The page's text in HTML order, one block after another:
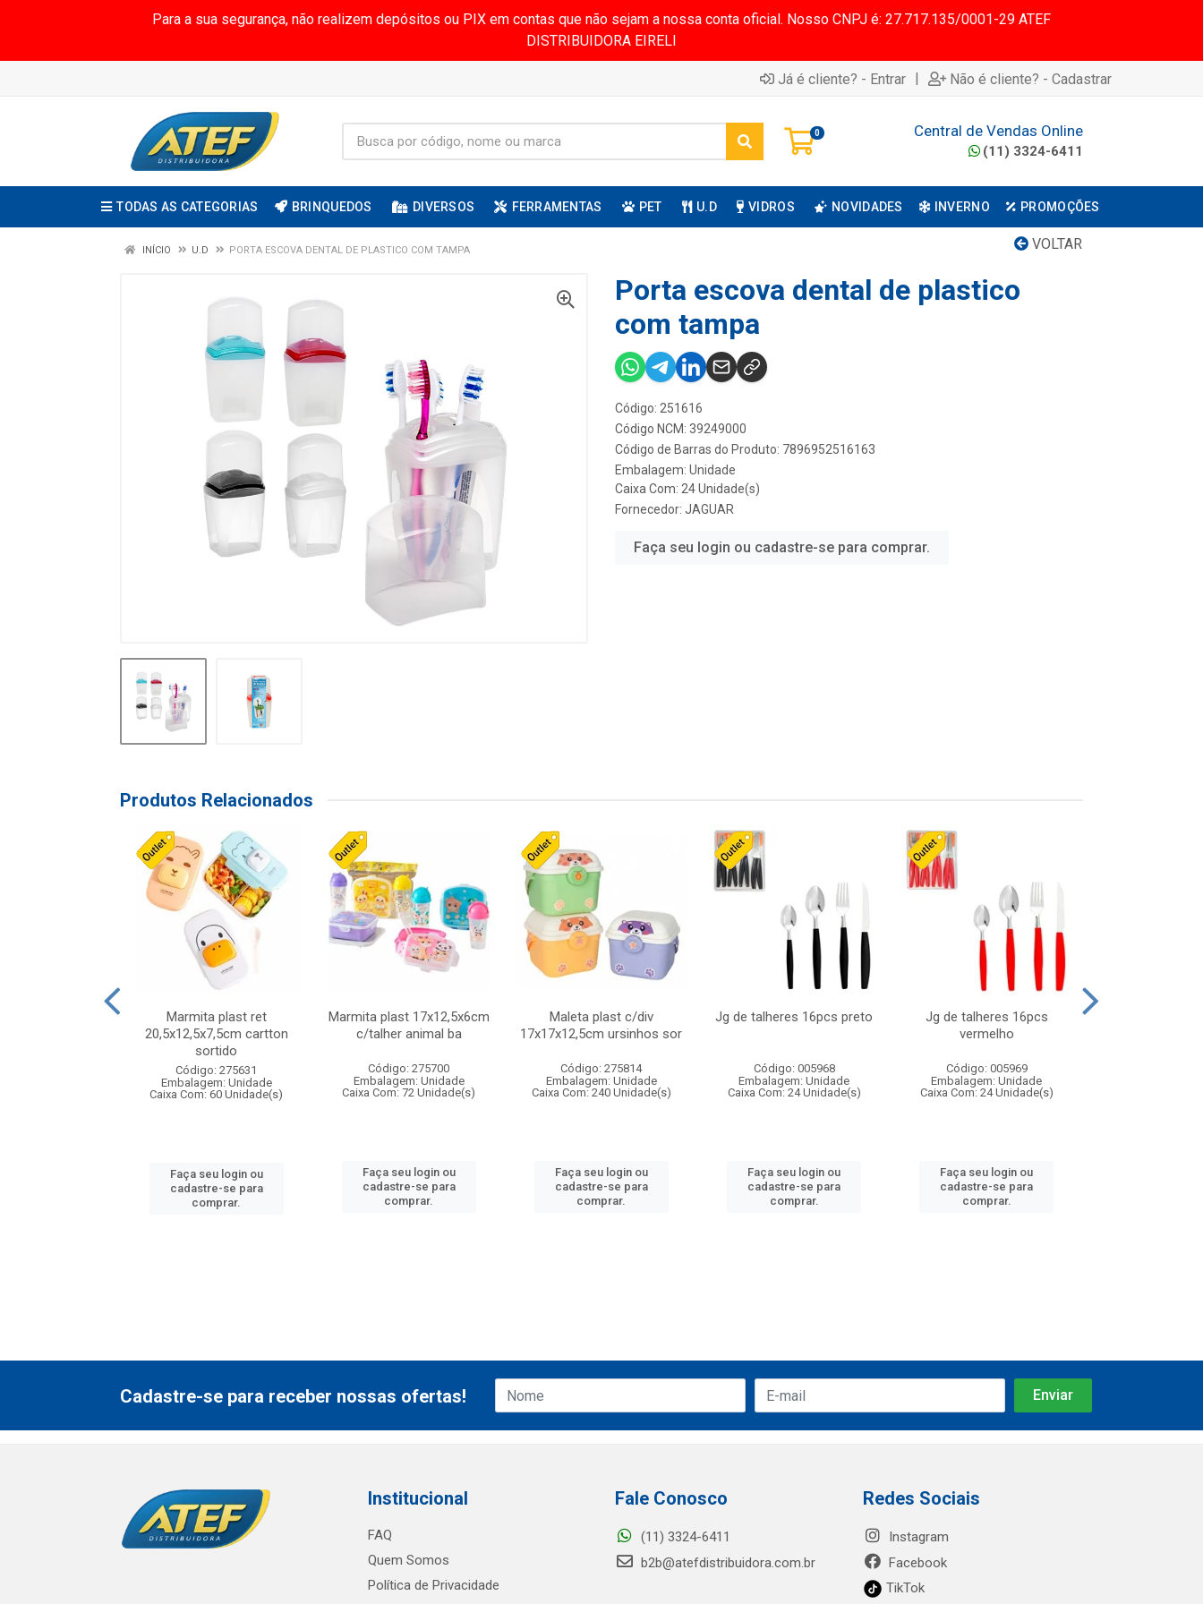
Para a sua segurança, não realizem depósitos ou PIX em contas que não sejam a nossa conta oficial. Nosso CNPJ é: 27.717.135/0001-29 ATEF
DISTRIBUIDORA EIRELI
Já é cliente? - Entrar | Não é cliente? - Cadastrar
0 Central de Vendas Online
(11) 3324-6411
TODAS AS CATEGORIAS BRINQUEDOS DIVERSOS FERRAMENTAS PET U.D VIDROS NOVIDADES INVERNO PROMOÇÕES
VOLTAR
INÍCIO U.D PORTA ESCOVA DENTAL DE PLASTICO COM TAMPA
Porta escova dental de plastico
com tampa
Código: 251616
Código NCM: 39249000
Código de Barras do Produto: 7896952516163
Embalagem: Unidade
Caixa Com: 24 Unidade(s)
Fornecedor: JAGUAR
Faça seu login ou cadastre-se para comprar.
Produtos Relacionados
Marmita plast ret
20,5x12,5x7,5cm cartton
sortido
Código: 275631
Embalagem: Unidade
Caixa Com: 60 Unidade(s)
Faça seu login ou
cadastre-se para
comprar.
Marmita plast 17x12,5x6cm
c/talher animal ba
Código: 275700
Embalagem: Unidade
Caixa Com: 72 Unidade(s)
Faça seu login ou
cadastre-se para
comprar.
Maleta plast c/div
17x17x12,5cm ursinhos sor
Código: 275814
Embalagem: Unidade
Caixa Com: 240 Unidade(s)
Faça seu login ou
cadastre-se para
comprar.
Jg de talheres 16pcs preto
Código: 005968
Embalagem: Unidade
Caixa Com: 24 Unidade(s)
Faça seu login ou
cadastre-se para
comprar.
Jg de talheres 16pcs
vermelho
Código: 005969
Embalagem: Unidade
Caixa Com: 24 Unidade(s)
Faça seu login ou
cadastre-se para
comprar.
Cadastre-se para receber nossas ofertas!
Institucional
FAQ
Quem Somos
Política de Privacidade
Fale Conosco
(11) 3324-6411
b2b@atefdistribuidora.com.br
Redes Sociais
Instagram
Facebook
TikTok